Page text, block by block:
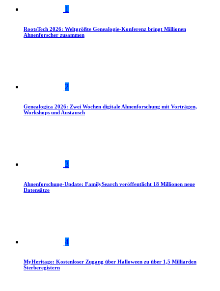
1
RootsTech 2026: Weltgrößte Genealogie-Konferenz bringt Millionen
Ahnenforscher zusammen
2
Genealogica 2026: Zwei Wochen digitale Ahnenforschung mit Vorträgen,
Workshops und Austausch
3
Ahnenforschung-Update: FamilySearch veröffentlicht 18 Millionen neue
Datensätze
4
MyHeritage: Kostenloser Zugang über Halloween zu über 1,5 Milliarden
Sterberegistern